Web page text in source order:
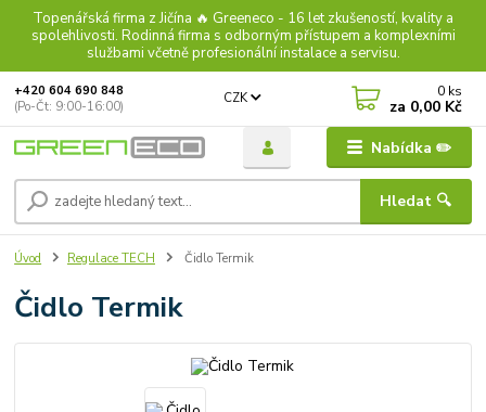
Topenářská firma z Jičína 🔥 Greeneco - 16 let zkušeností, kvality a
spolehlivosti. Rodinná firma s odborným přístupem a komplexními
službami včetně profesionální instalace a servisu.
Nabídka ✏️
CZK
Hledat 🔍
+420 604 690 848
(Po-Čt: 9:00-16:00)
0 ks
za 0,00 Kč
Úvod Regulace TECH Čidlo Termik
Čidlo Termik